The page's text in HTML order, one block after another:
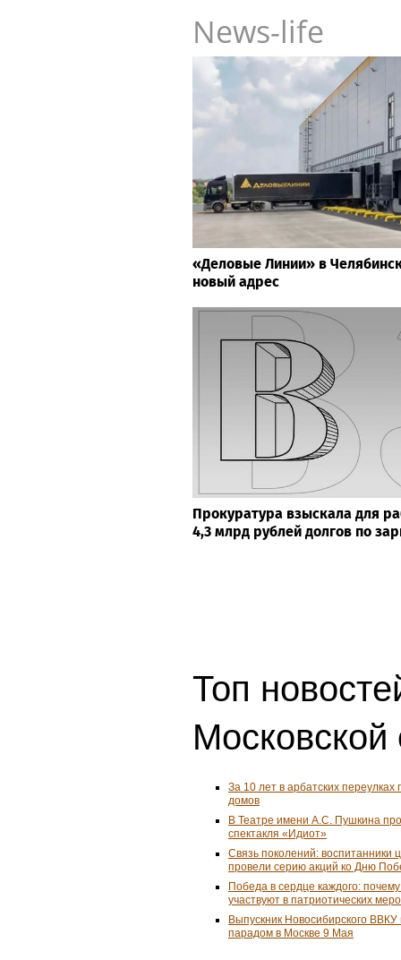
News-life
«Деловые Линии» в
новый адрес
Прокуратура взыскала для
4,3 млрд рублей долгов по
Топ
Московской
За 10 лет в арбатских переулках
домов
В Театре имени А.С. Пушкина
спектакля «Идиот»
Связь поколений: воспитанники
провели серию акций ко Дню
Победа в сердце каждого:
участвуют в патриотических
Выпускник Новосибирского
парадом в Москве 9 Мая